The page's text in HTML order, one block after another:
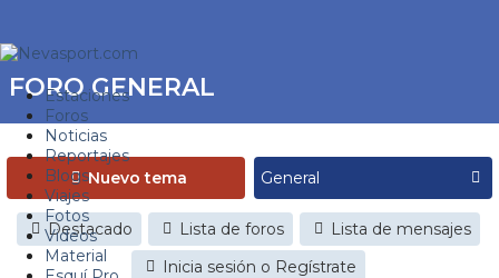
Estaciones
Foros
Noticias
Reportajes
Blogs
Viajes
Fotos
Videos
Material
FORO GENERAL
Nuevo tema
Destacado Lista de foros
Lista de mensajes
Inicia sesión o Regístrate